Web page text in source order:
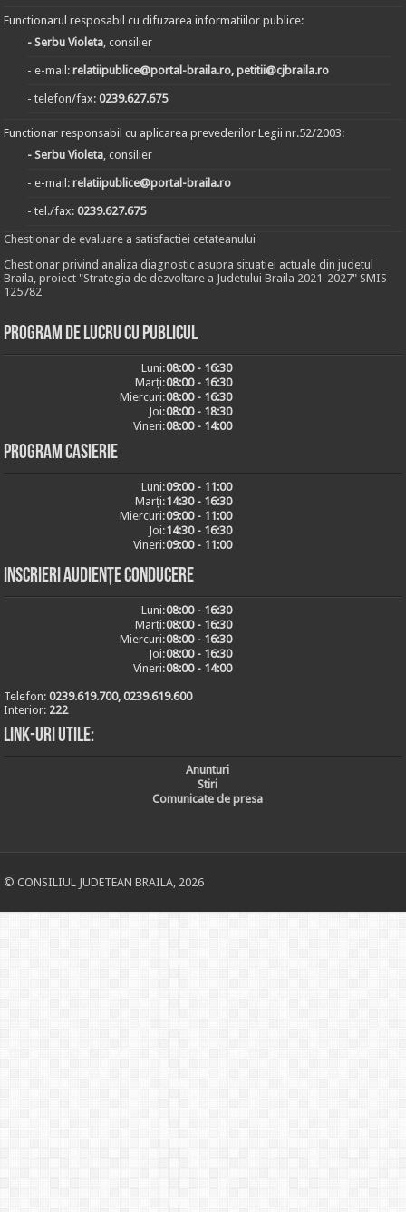
Functionarul resposabil cu difuzarea informatiilor publice:
- Serbu Violeta, consilier
- e-mail:relatiipublice@portal-braila.ro, petitii@cjbraila.ro
- telefon/fax:0239.627.675
Functionar responsabil cu aplicarea prevederilor Legii nr.52/2003:
- Serbu Violeta, consilier
- e-mail:relatiipublice@portal-braila.ro
- tel./fax:0239.627.675
Chestionar de evaluare a satisfactiei cetateanului
Chestionar privind analiza diagnostic asupra situatiei actuale din judetul
Braila, proiect "Strategia de dezvoltare a Judetului Braila 2021-2027" SMIS
125782
Program de lucru cu publicul
Luni:08:00 - 16:30
Marți:08:00 - 16:30
Miercuri:08:00 - 16:30
Joi:08:00 - 18:30
Vineri:08:00 - 14:00
Program casierie
Luni:09:00 - 11:00
Marți:14:30 - 16:30
Miercuri:09:00 - 11:00
Joi:14:30 - 16:30
Vineri:09:00 - 11:00
Inscrieri audiențe conducere
Luni:08:00 - 16:30
Marți:08:00 - 16:30
Miercuri:08:00 - 16:30
Joi:08:00 - 16:30
Vineri:08:00 - 14:00
Telefon:0239.619.700, 0239.619.600
Interior: 222
Link-uri utile:
Anunturi
Stiri
Comunicate de presa
© CONSILIUL JUDETEAN BRAILA, 2026